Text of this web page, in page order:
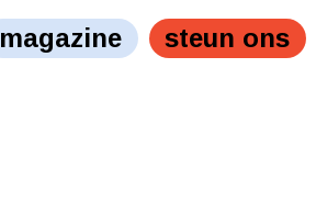
magazine steun ons